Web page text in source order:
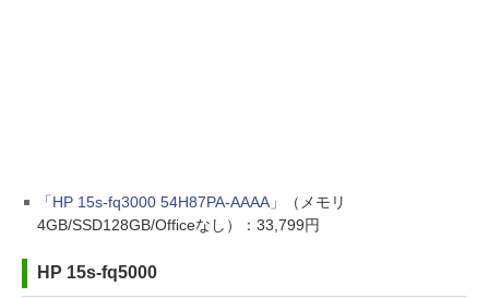
「HP 15s-fq3000 54H87PA-AAAA」
（メモリ
4GB/SSD128GB/Officeなし）：33,799円
HP 15s-fq5000